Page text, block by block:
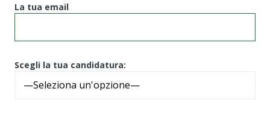
La tua email
Scegli la tua candidatura: